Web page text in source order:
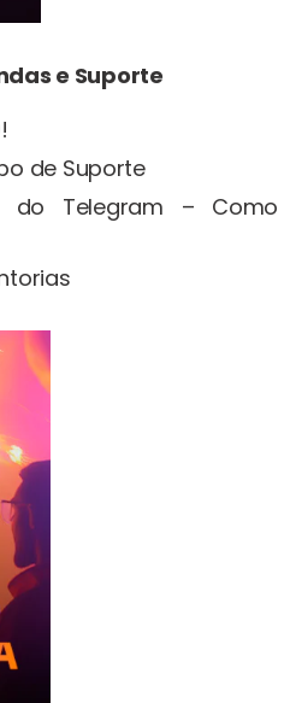
e Suporte
de Suporte
do Telegram – Como